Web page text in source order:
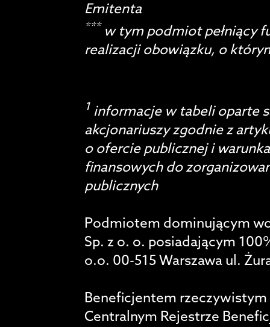
Emitenta
*** w tym podmiot pełniący
realizacji obowiązku, o
1 informacje w tabeli oparte
akcjonariuszy zgodnie z
o ofercie publicznej i
finansowych do
publicznych
Podmiotem dominującym
Sp. z o. o. posiadającym
o.o. 00-515 Warszawa ul.
Beneficjentem rzeczywistym
Centralnym Rejestrze